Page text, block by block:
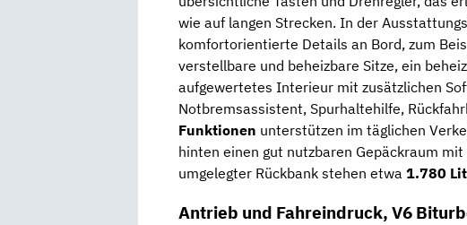
wie auf langen Strecken. In der
komfortorientierte Details an Bord, zum
verstellbare und beheizbare Sitze, ein
aufgewertetes Interieur mit zusätzlichen
Notbremsassistent, Spurhaltehilfe,
Funktionen unterstützen im täglichen
hinten einen gut nutzbaren Gepäckraum mit
umgelegter Rückbank stehen etwa 1.780
Antrieb und Fahreindruck, V6